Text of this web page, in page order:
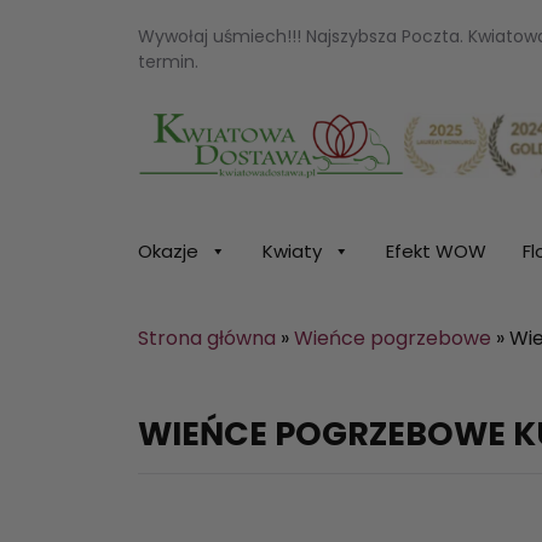
Wywołaj uśmiech!!! Najszybsza Poczta.
termin.
Kwiaciarnia internetowa Kwiatowa
Okazje Kwiaty Efekt WOW
Strona główna »Wieńce pogrzebowe »
WIEŃCE POGRZEBOWE